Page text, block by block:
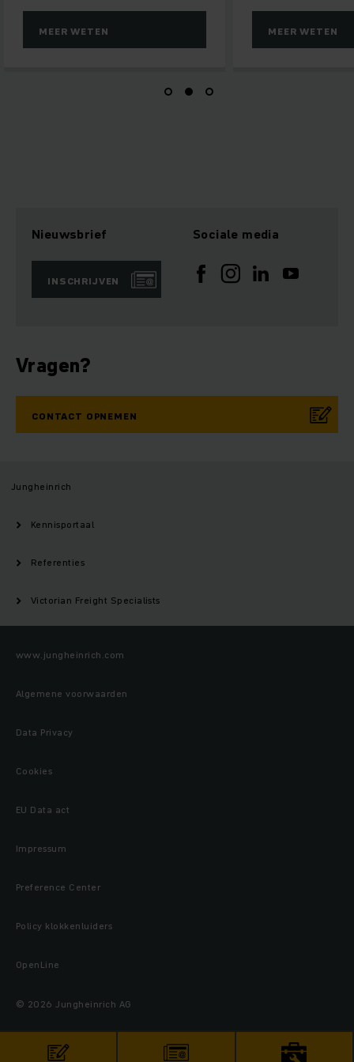
WETEN MEER WETEN
Nieuwsbrief
INSCHRIJVEN
Sociale media
Vragen?
CONTACT OPNEMEN
Jungheinrich
Kennisportaal
Referenties
Victorian Freight Specialists
www.jungheinrich.com
Algemene voorwaarden
Data Privacy
Cookies
EU Data act
Impressum
Preference Center
Policy klokkenluiders
OpenLine
© 2026 Jungheinrich AG